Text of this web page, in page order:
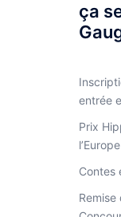
ça
entrée
Prix
l’Europe
Contes